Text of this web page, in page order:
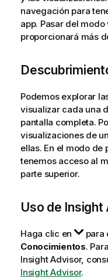
navegación para
app. Pasar del
proporcionará más
Podemos explorar
visualizar cada una
pantalla completa.
visualizaciones de
ellas. En el modo de
tenemos acceso al
parte superior.
Uso de Insight
Haga clic en para
Conocimientos.
Insight Advisor,
Insight Advisor.